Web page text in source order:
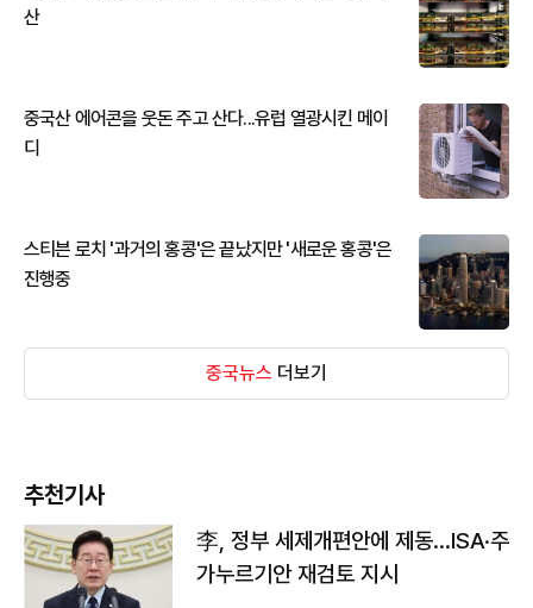
산
중국산 에어콘을 웃돈 주고 산다...유럽 열광시킨 메이
디
스티븐 로치 '과거의 홍콩'은 끝났지만 '새로운 홍콩'은
진행중
중국뉴스 더보기
추천기사
李, 정부 세제개편안에 제동…ISA·주
가누르기안 재검토 지시